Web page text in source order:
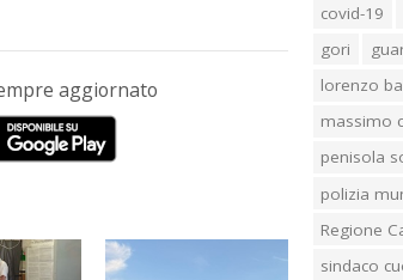
aggiornato
covid-19
gori
lorenzo
massimo
penisola
polizia
Regione
sindaco